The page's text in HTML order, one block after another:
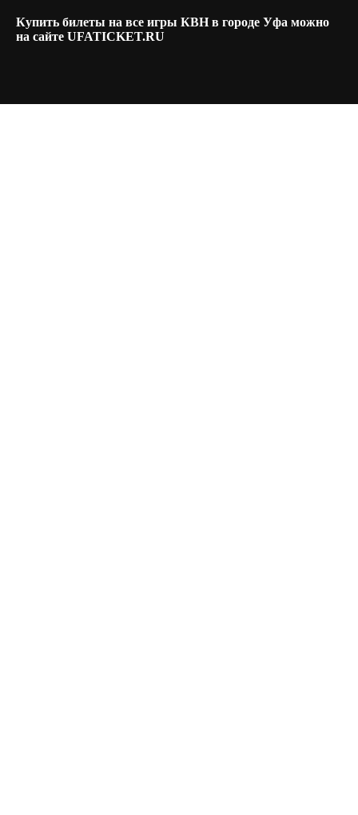
Купить билеты на все игры КВН в городе Уфа можно
на сайте UFATICKET.RU